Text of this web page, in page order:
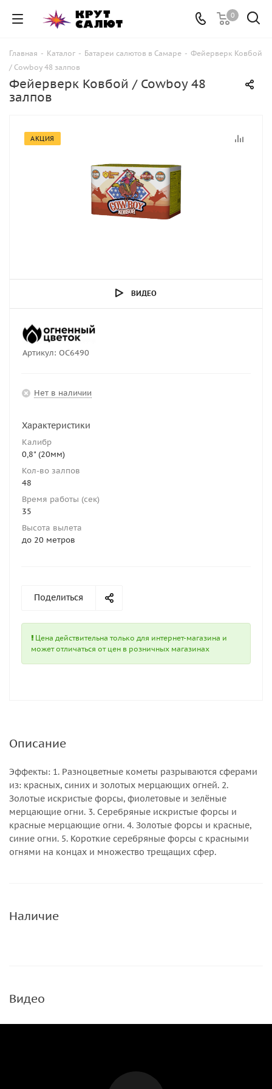
0
Главная - Каталог - Батареи салютов в Самаре - Фейерверк Ковбой
/ Cowboy 48 залпов
Фейерверк Ковбой / Cowboy 48
залпов
АКЦИЯ
ВИДЕО
Артикул: ОС6490
Нет в наличии
Характеристики
Калибр
0,8" (20мм)
Кол-во залпов
48
Время работы (сек)
35
Высота вылета
до 20 метров
Поделиться
Цена действительна только для интернет-магазина и
может отличаться от цен в розничных магазинах
Описание
Эффекты: 1. Разноцветные кометы разрываются сферами
из: красных, синих и золотых мерцающих огней. 2.
Золотые искристые форсы, фиолетовые и зелёные
мерцающие огни. 3. Серебряные искристые форсы и
красные мерцающие огни. 4. Золотые форсы и красные,
синие огни. 5. Короткие серебряные форсы с красными
огнями на концах и множество трещащих сфер.
Наличие
Видео